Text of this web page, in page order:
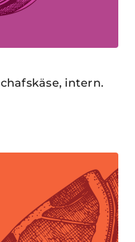
intern.